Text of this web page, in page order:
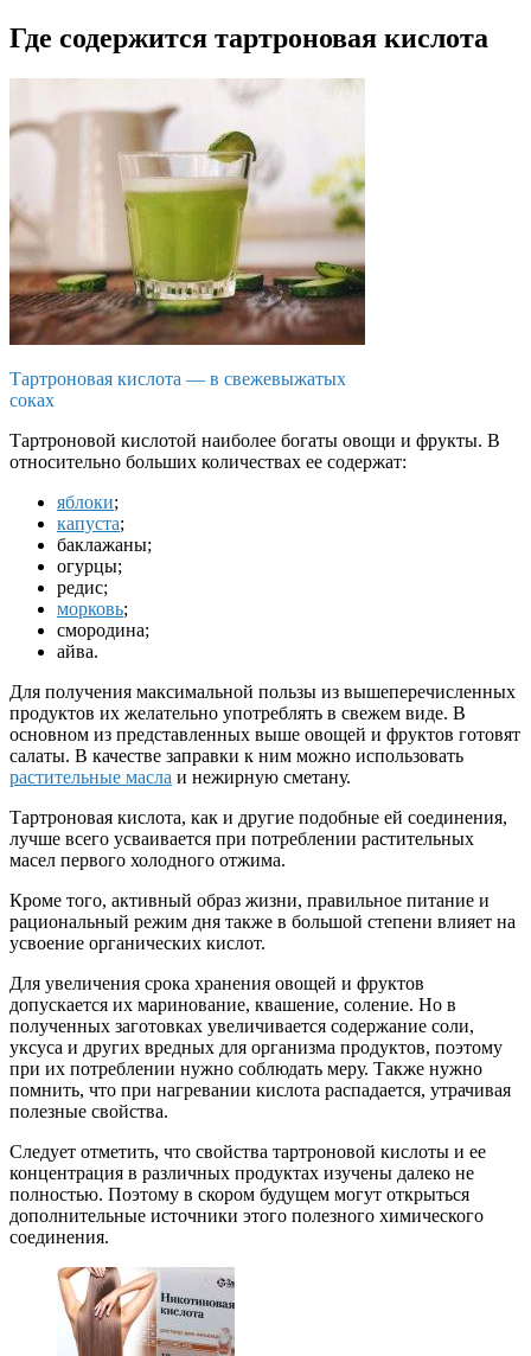
Где содержится тартроновая кислота
Тартроновая кислота — в свежевыжатых
соках
Тартроновой кислотой наиболее богаты овощи и фрукты. В
относительно больших количествах ее содержат:
яблоки;
капуста;
баклажаны;
огурцы;
редис;
морковь;
смородина;
айва.
Для получения максимальной пользы из вышеперечисленных
продуктов их желательно употреблять в свежем виде. В
основном из представленных выше овощей и фруктов готовят
салаты. В качестве заправки к ним можно использовать
растительные масла и нежирную сметану.
Тартроновая кислота, как и другие подобные ей соединения,
лучше всего усваивается при потреблении растительных
масел первого холодного отжима.
Кроме того, активный образ жизни, правильное питание и
рациональный режим дня также в большой степени влияет на
усвоение органических кислот.
Для увеличения срока хранения овощей и фруктов
допускается их маринование, квашение, соление. Но в
полученных заготовках увеличивается содержание соли,
уксуса и других вредных для организма продуктов, поэтому
при их потреблении нужно соблюдать меру. Также нужно
помнить, что при нагревании кислота распадается, утрачивая
полезные свойства.
Следует отметить, что свойства тартроновой кислоты и ее
концентрация в различных продуктах изучены далеко не
полностью. Поэтому в скором будущем могут открыться
дополнительные источники этого полезного химического
соединения.